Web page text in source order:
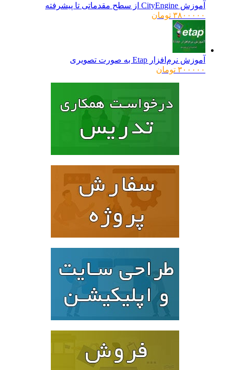
آموزش CityEngine از سطح مقدماتی تا پیشرفته
۳۸۰۰۰۰۰ تومان
آموزش نرم‌افزار Etap به صورت تصویری
۳۰۰۰۰۰ تومان